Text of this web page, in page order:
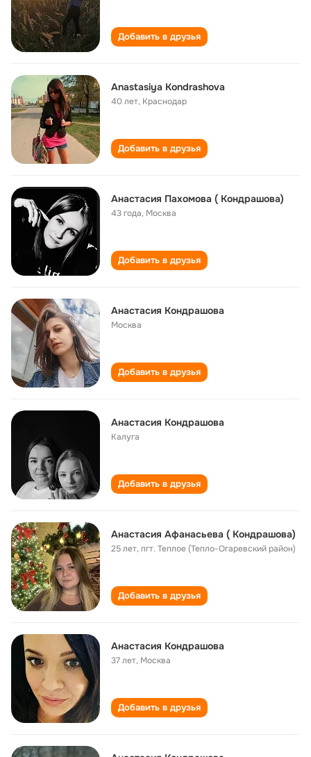
Добавить в друзья
Anastasiya Kondrashova
40 лет, Краснодар
Добавить в друзья
Анастасия Пахомова ( Кондрашова)
43 года, Москва
Добавить в друзья
Анастасия Кондрашова
Москва
Добавить в друзья
Анастасия Кондрашова
Калуга
Добавить в друзья
Анастасия Афанасьева ( Кондрашова)
25 лет,пгт. Теплое (Тепло-Огаревский район)
Добавить в друзья
Анастасия Кондрашова
37 лет, Москва
Добавить в друзья